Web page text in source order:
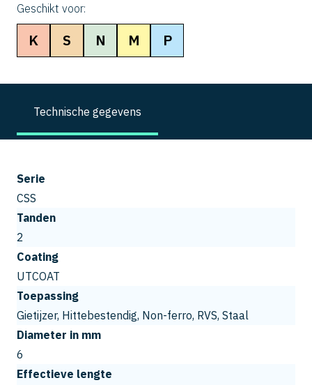
Geschikt voor:
K S N M P
Technische gegevens
Serie
CSS
Tanden
2
Coating
UTCOAT
Toepassing
Gietijzer, Hittebestendig, Non-ferro, RVS, Staal
Diameter in mm
6
Effectieve lengte